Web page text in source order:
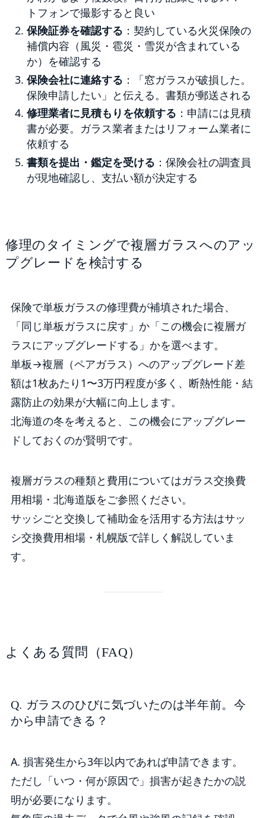
トフォンで撮影すると良い
保険証券を確認する ：契約している火災保険の
補償内容（風災・雹災・雪災が含まれている
か）を確認する
保険会社に連絡する ：「窓ガラスが破損した。
保険申請したい」と伝える。書類が郵送される
修理業者に見積もりを依頼する ：申請には見積
書が必要。ガラス業者またはリフォーム業者に
依頼する
書類を提出・鑑定を受ける ：保険会社の調査員
が現地確認し、支払い額が決定する
修理のタイミングで複層ガラスへのアッ
プグレードを検討する
保険で単板ガラスの修理費が補填された場合、
「同じ単板ガラスに戻す」か「この機会に複層ガ
ラスにアップグレードする」かを選べます。
単板→複層（ペアガラス）へのアップグレード差
額は1枚あたり1〜3万円程度が多く、断熱性能・結
露防止の効果が大幅に向上します。
北海道の冬を考えると、この機会にアップグレー
ドしておくのが賢明です。
複層ガラスの種類と費用についてはガラス交換費
用相場・北海道版をご参照ください。
サッシごと交換して補助金を活用する方法はサッ
シ交換費用相場・札幌版で詳しく解説していま
す。
よくある質問（FAQ）
Q. ガラスのひびに気づいたのは半年前。今
から申請できる？
A. 損害発生から3年以内であれば申請できます。
ただし「いつ・何が原因で」損害が起きたかの説
明が必要になります。